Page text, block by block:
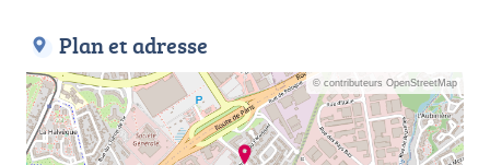
Plan et adresse
© contributeurs OpenStreetMap